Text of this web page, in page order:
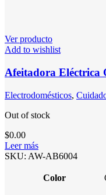
Ver producto
Add to wishlist
Afeitadora Eléctrica
Electrodomésticos,
Out of stock
$0.00
Leer más
SKU: AW-AB6004
Color